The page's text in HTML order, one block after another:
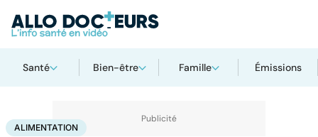
Santé Bien-être Famille Émissions
AccueilSantéMaladies Alimentation
ALIMENTATION